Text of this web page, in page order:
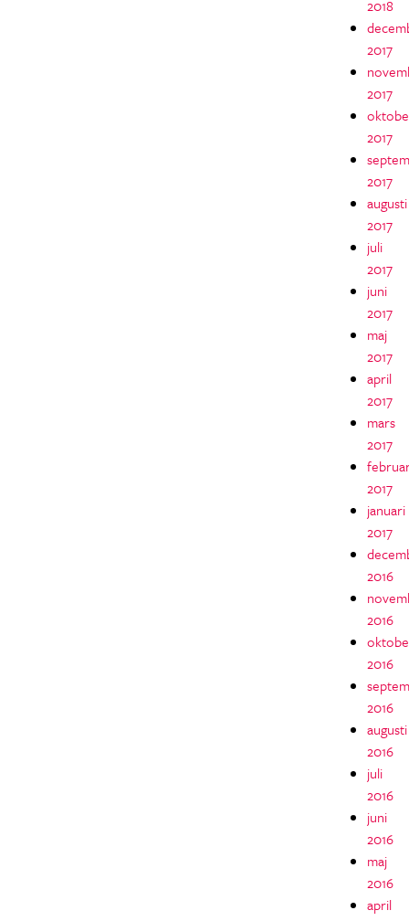
2018
2017
2017
2017
2017
augusti
2017
juli
2017
juni
2017
maj
2017
april
2017
mars
2017
2017
januari
2017
2016
2016
2016
2016
augusti
2016
juli
2016
juni
2016
maj
2016
april